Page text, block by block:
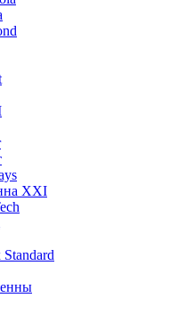
XXI
Standard